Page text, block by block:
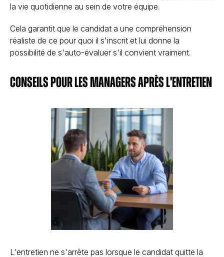
la vie quotidienne au sein de votre équipe.
Cela garantit que le candidat a une compréhension
réaliste de ce pour quoi il s'inscrit et lui donne la
possibilité de s'auto-évaluer s'il convient vraiment.
Conseils pour les managers après l'entretien
L'entretien ne s'arrête pas lorsque le candidat quitte la